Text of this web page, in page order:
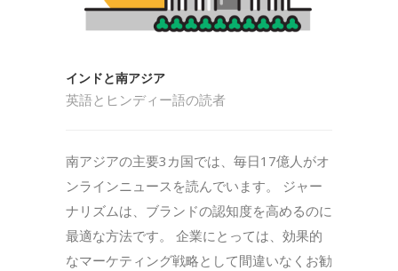
インドと南アジア
英語とヒンディー語の読者
南アジアの主要3カ国では、毎日17億人がオ
ンラインニュースを読んでいます。 ジャー
ナリズムは、ブランドの認知度を高めるのに
最適な方法です。 企業にとっては、効果的
なマーケティング戦略として間違いなくお勧